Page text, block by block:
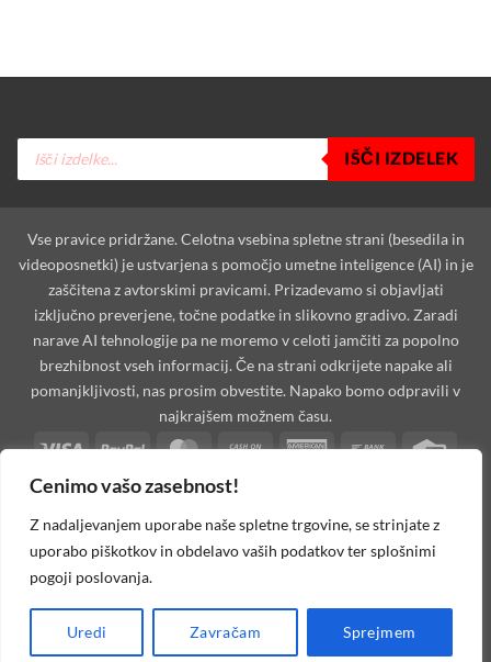
Cenimo vašo zasebnost!
Z nadaljevanjem uporabe naše spletne trgovine, se strinjate z
uporabo piškotkov in obdelavo vaših podatkov ter splošnimi
pogoji poslovanja.
Uredi Zavračam Sprejmem
Products
search
IŠČI IZDELEK
Vse pravice pridržane. Celotna vsebina spletne strani (besedila in
videoposnetki) je ustvarjena s pomočjo umetne inteligence (AI) in je
zaščitena z avtorskimi pravicami. Prizadevamo si objavljati
izključno preverjene, točne podatke in slikovno gradivo. Zaradi
narave AI tehnologije pa ne moremo v celoti jamčiti za popolno
brezhibnost vseh informacij. Če na strani odkrijete napake ali
pomanjkljivosti, nas prosim obvestite. Napako bomo odpravili v
najkrajšem možnem času.
Visa
PayPal MasterCard
Cash
AmericanBank
Dinners DiscoverMaestro
Apple
Pay
Cash
on
Pickup
Credit
Card
Google
Pay
PayPal
2
Stripe
Invoice Rechung
MOJAoprema.com 2026 ©
Spletna Trgovina, Na žago 32, 8351
Straža, Slovenija